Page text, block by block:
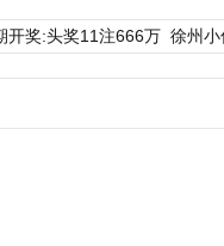
开奖:头奖11注666万 徐州